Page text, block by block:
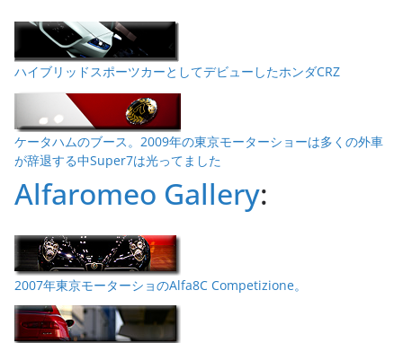
ハイブリッドスポーツカーとしてデビューしたホンダCRZ
ケータハムのブース。2009年の東京モーターショーは多くの外車
が辞退する中Super7は光ってました
Alfaromeo Gallery:
2007年東京モーターショのAlfa8C Competizione。